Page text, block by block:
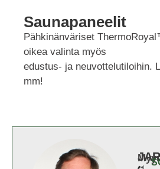
Saunapaneelit
Pähkinänväriset
oikea valinta myös
edustus- ja neuvottelutiloihin.
mm!